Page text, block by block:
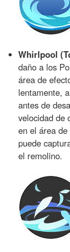
Whirlpool
daño a los
área de
lentamente,
antes de
velocidad de
en el área
puede
el remolino.